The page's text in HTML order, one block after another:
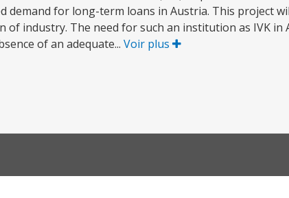
for long-term loans in Austria. This project
industry. The need for such an institution as IVK in
of an adequate... Voir plus